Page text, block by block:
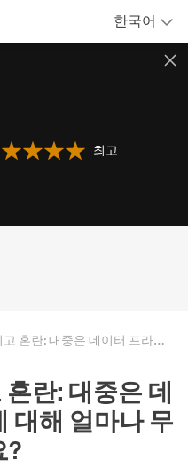
한국어
최고
당황, 추적, 그리고 혼란: 대중은 데이터 프라이버시에 대해 얼마나 무지하고 무력할까요?
란: 대중은 데
대해 얼마나 무
?